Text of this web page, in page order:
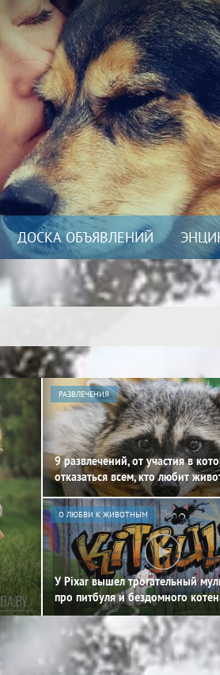
ДОСКА ОБЪЯВЛЕНИЙ
РАЗВЛЕЧЕНИЯ
9 развлечений, от участия в
отказаться всем, кто любит
О ЛЮБВИ К ЖИВОТНЫМ
У Pixar вышел трогательный
про питбуля и бездомного